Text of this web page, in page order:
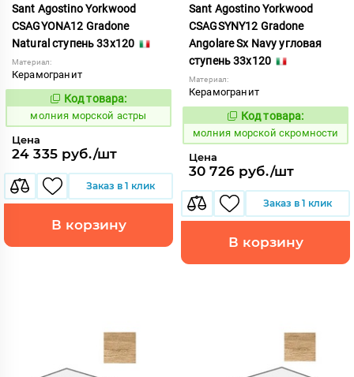
Sant Agostino Yorkwood
CSAGYONA12 Gradone
Natural ступень 33x120
Материал:
Керамогранит
1007581
Код товара:
молния морской астры
Цена
24 335 руб./шт
Заказ в 1 клик
В корзину
Sant Agostino Yorkwood
CSAGSYNY12 Gradone
Angolare Sx Navy угловая
ступень 33x120
Материал:
Керамогранит
1007593
Код товара:
молния морской скромности
Цена
30 726 руб./шт
Заказ в 1 клик
В корзину